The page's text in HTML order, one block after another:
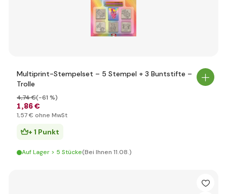
Multiprint-Stempelset – 5 Stempel + 3 Buntstifte –
Trolle
1,86 €
4,74 €(-61 %)
1,57 € ohne MwSt
+ 1 Punkt
Auf Lager > 5 Stücke(Bei Ihnen 11.08.)